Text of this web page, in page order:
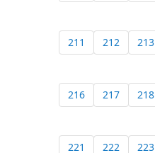
211 212 213
216 217 218
221 222 223